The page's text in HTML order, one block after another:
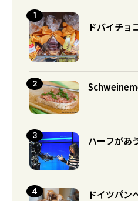
ドバイチョ
ハーフがあ
ドイツパン